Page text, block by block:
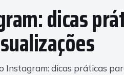
dicas
Instagram: dicas práticas